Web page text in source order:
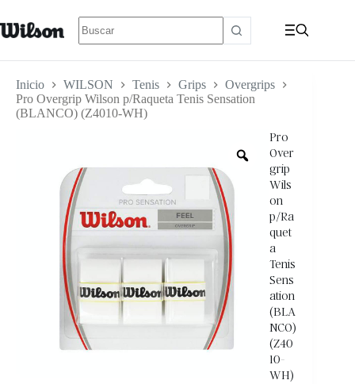
Inicio WILSON Tenis Grips
Overgrips
Pro Overgrip Wilson p/Raqueta Tenis Sensation
(BLANCO) (Z4010-WH)
Pro
Over
grip
Wils
on
p/Ra
quet
a
Tenis
Sens
ation
(BLA
NCO)
(Z40
10-
WH)